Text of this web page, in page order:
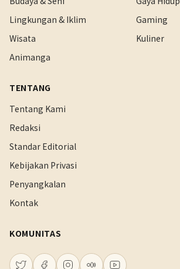
Lingkungan & Iklim
Gaming
Wisata
Kuliner
Animanga
TENTANG
Tentang Kami
Redaksi
Standar Editorial
Kebijakan Privasi
Penyangkalan
Kontak
KOMUNITAS